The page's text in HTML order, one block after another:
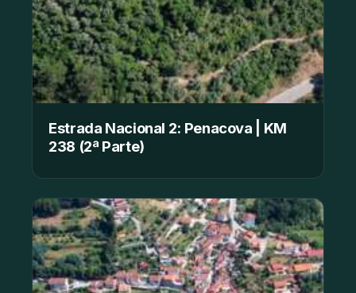
Estrada Nacional 2: Penacova | KM
238 (2ª Parte)